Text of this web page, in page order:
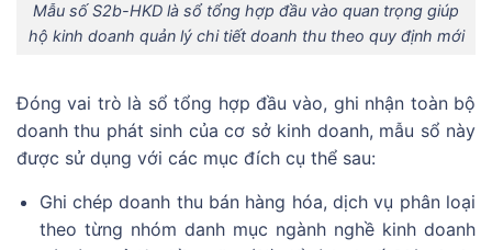
Mẫu số S2b-HKD là sổ tổng hợp đầu vào quan trọng giúp
hộ kinh doanh quản lý chi tiết doanh thu theo quy định mới
Đóng vai trò là sổ tổng hợp đầu vào, ghi nhận toàn bộ
doanh thu phát sinh của cơ sở kinh doanh, mẫu sổ này
được sử dụng với các mục đích cụ thể sau:
Ghi chép doanh thu bán hàng hóa, dịch vụ phân loại
theo từng nhóm danh mục ngành nghề kinh doanh